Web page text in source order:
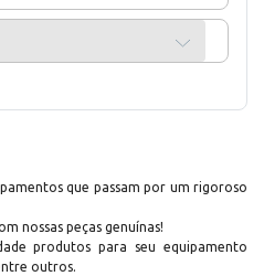
que passam por um rigoroso
nossas peças genuínas!
produtos para seu equipamento
outros.